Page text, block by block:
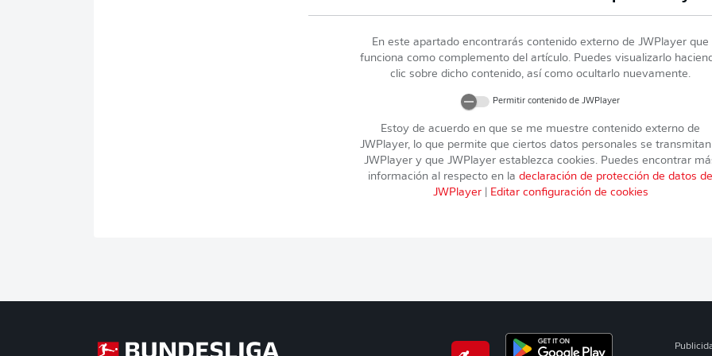
En este apartado encontrarás contenido externo de JWPlayer que
funciona como complemento del artículo. Puedes visualizarlo
clic sobre dicho contenido, así como ocultarlo nuevamente.
Permitir contenido de JWPlayer
Estoy de acuerdo en que se me muestre contenido externo de
JWPlayer, lo que permite que ciertos datos personales se
JWPlayer y que JWPlayer establezca cookies. Puedes encontrar
información al respecto en la declaración de protección de datos de
JWPlayer| Editar configuración de cookies